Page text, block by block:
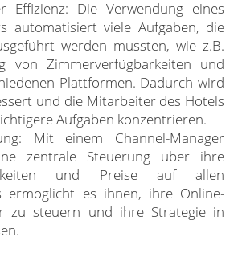
Effizienz: Die Verwendung eines
automatisiert viele Aufgaben, die
werden mussten, wie z.B.
von Zimmerverfügbarkeiten und
Plattformen. Dadurch wird
und die Mitarbeiter des Hotels
Aufgaben konzentrieren.
Mit einem Channel-Manager
zentrale Steuerung über ihre
und Preise auf allen
ermöglicht es ihnen, ihre Online-
zu steuern und ihre Strategie in